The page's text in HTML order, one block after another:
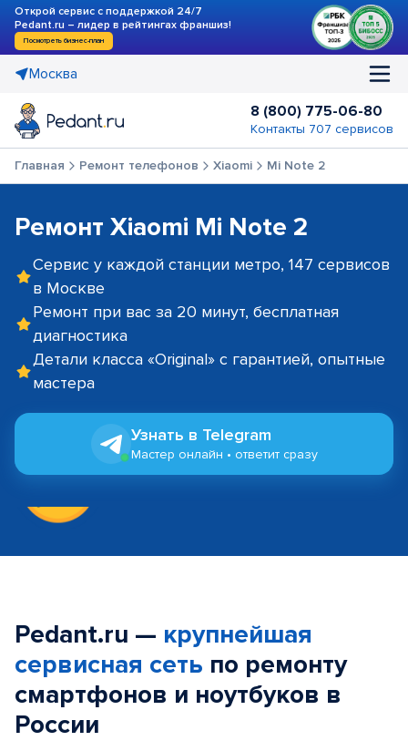
Открой сервис с поддержкой 24/7
Pedant.ru – лидер в рейтингах франшиз!
Посмотреть бизнес-план
Москва
8 (800) 775-06-80
Контакты 707 сервисов
Главная Ремонт телефонов Xiaomi Mi Note 2
Ремонт Xiaomi Mi Note 2
Сервис у каждой станции метро, 147 сервисов
в Москве
Ремонт при вас за 20 минут, бесплатная
диагностика
Детали класса «Original» с гарантией, опытные
мастера
Узнать в Telegram
Мастер онлайн • ответит сразу
Pedant.ru — крупнейшая
сервисная сеть по ремонту
смартфонов и ноутбуков в
России